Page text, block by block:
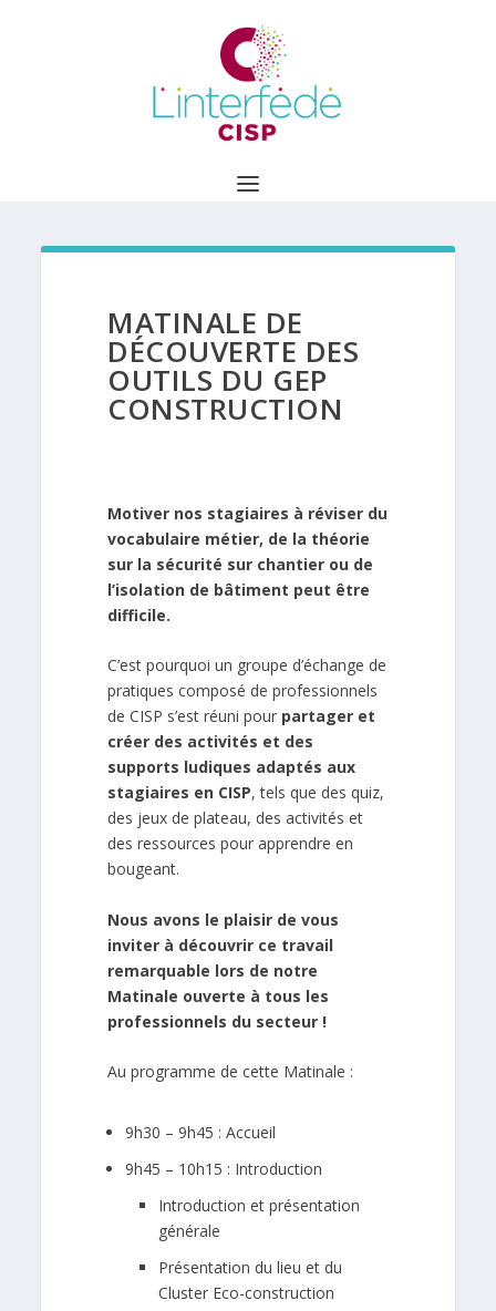
MATINALE DE
DÉCOUVERTE DES
OUTILS DU GEP
CONSTRUCTION
Motiver nos stagiaires à réviser du
vocabulaire métier, de la théorie
sur la sécurité sur chantier ou de
l’isolation de bâtiment peut être
difficile.
C’est pourquoi un groupe d’échange de
pratiques composé de professionnels
de CISP s’est réuni pour partager et
créer des activités et des
supports ludiques adaptés aux
stagiaires en CISP, tels que des quiz,
des jeux de plateau, des activités et
des ressources pour apprendre en
bougeant.
Nous avons le plaisir de vous
inviter à découvrir ce travail
remarquable lors de notre
Matinale ouverte à tous les
professionnels du secteur !
Au programme de cette Matinale :
9h30 – 9h45 : Accueil
9h45 – 10h15 : Introduction
Introduction et présentation
générale
Présentation du lieu et du
Cluster Eco-construction